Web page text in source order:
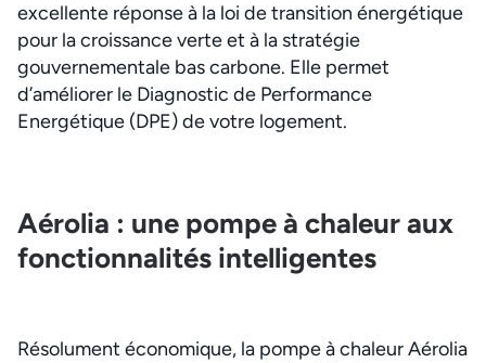
excellente réponse à la loi de transition énergétique
pour la croissance verte et à la stratégie
gouvernementale bas carbone. Elle permet
d’améliorer le Diagnostic de Performance
Energétique (DPE) de votre logement.
Aérolia : une pompe à chaleur aux
fonctionnalités intelligentes
Résolument économique, la pompe à chaleur Aérolia